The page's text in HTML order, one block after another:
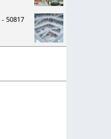
- 50817